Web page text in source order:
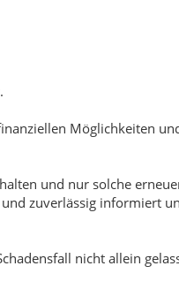
Möglichkeiten
und nur solche
zuverlässig informiert
nicht allein